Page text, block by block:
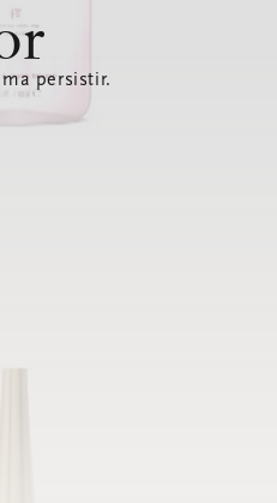
persistir.